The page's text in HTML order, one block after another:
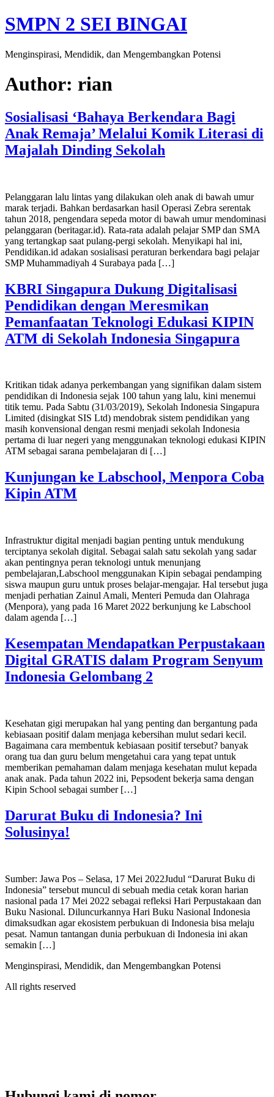
Skip
to
SMPN 2 SEI BINGAI
Menginspirasi, Mendidik, dan Mengembangkan Potensi
Author: rian
Sosialisasi ‘Bahaya Berkendara Bagi
Anak Remaja’ Melalui Komik Literasi di
Majalah Dinding Sekolah
Pelanggaran lalu lintas yang dilakukan oleh anak di bawah umur
marak terjadi. Bahkan berdasarkan hasil Operasi Zebra serentak
tahun 2018, pengendara sepeda motor di bawah umur mendominasi
pelanggaran (beritagar.id). Rata-rata adalah pelajar SMP dan SMA
yang tertangkap saat pulang-pergi sekolah. Menyikapi hal ini,
Pendidikan.id adakan sosialisasi peraturan berkendara bagi pelajar
SMP Muhammadiyah 4 Surabaya pada […]
KBRI Singapura Dukung Digitalisasi
Pendidikan dengan Meresmikan
Pemanfaatan Teknologi Edukasi KIPIN
ATM di Sekolah Indonesia Singapura
Kritikan tidak adanya perkembangan yang signifikan dalam sistem
pendidikan di Indonesia sejak 100 tahun yang lalu, kini menemui
titik temu. Pada Sabtu (31/03/2019), Sekolah Indonesia Singapura
Limited (disingkat SIS Ltd) mendobrak sistem pendidikan yang
masih konvensional dengan resmi menjadi sekolah Indonesia
pertama di luar negeri yang menggunakan teknologi edukasi KIPIN
ATM sebagai sarana pembelajaran di […]
Kunjungan ke Labschool, Menpora Coba
Kipin ATM
Infrastruktur digital menjadi bagian penting untuk mendukung
terciptanya sekolah digital. Sebagai salah satu sekolah yang sadar
akan pentingnya peran teknologi untuk menunjang
pembelajaran,Labschool menggunakan Kipin sebagai pendamping
siswa maupun guru untuk proses belajar-mengajar. Hal tersebut juga
menjadi perhatian Zainul Amali, Menteri Pemuda dan Olahraga
(Menpora), yang pada 16 Maret 2022 berkunjung ke Labschool
dalam agenda […]
Kesempatan Mendapatkan Perpustakaan
Digital GRATIS dalam Program Senyum
Indonesia Gelombang 2
Kesehatan gigi merupakan hal yang penting dan bergantung pada
kebiasaan positif dalam menjaga kebersihan mulut sedari kecil.
Bagaimana cara membentuk kebiasaan positif tersebut? banyak
orang tua dan guru belum mengetahui cara yang tepat untuk
memberikan pemahaman dalam menjaga kesehatan mulut kepada
anak anak. Pada tahun 2022 ini, Pepsodent bekerja sama dengan
Kipin School sebagai sumber […]
Darurat Buku di Indonesia? Ini
Solusinya!
Sumber: Jawa Pos – Selasa, 17 Mei 2022Judul “Darurat Buku di
Indonesia” tersebut muncul di sebuah media cetak koran harian
nasional pada 17 Mei 2022 sebagai refleksi Hari Perpustakaan dan
Buku Nasional. Diluncurkannya Hari Buku Nasional Indonesia
dimaksudkan agar ekosistem perbukuan di Indonesia bisa melaju
pesat. Namun tantangan dunia perbukuan di Indonesia ini akan
semakin […]
Menginspirasi, Mendidik, dan Mengembangkan Potensi
All rights reserved